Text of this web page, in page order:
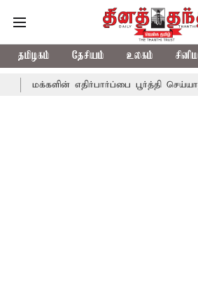
தமிழகம் தேசியம் உலகம்
எதிர்பார்ப்பை பூர்த்தி செய்யாத பட்ஜெட்;